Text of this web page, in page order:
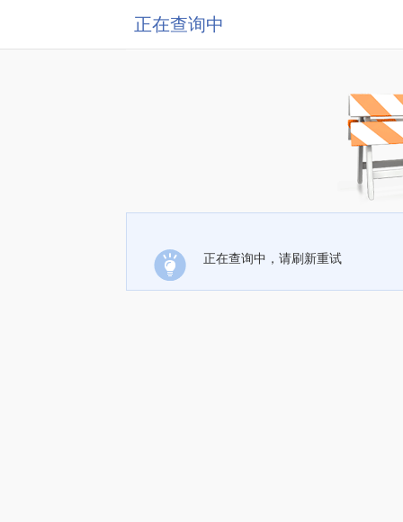
正在查询中
正在查询中，请刷新重试